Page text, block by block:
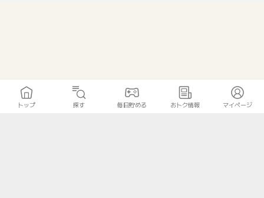
トップ 探す 毎日貯める おトク情報 マイページ